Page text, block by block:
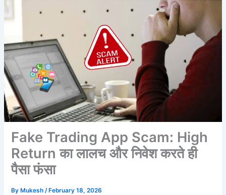
Fake Trading App Scam: High
Return का लालच और निवेश करते ही
पैसा फंसा
By Mukesh/ February 18, 2026